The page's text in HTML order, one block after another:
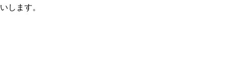
いします。